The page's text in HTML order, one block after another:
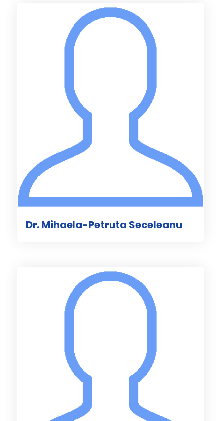
Dr. Mihaela-Petruta Seceleanu